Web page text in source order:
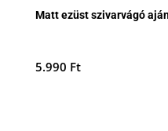
Matt ezüst szivarvágó
5.990 Ft